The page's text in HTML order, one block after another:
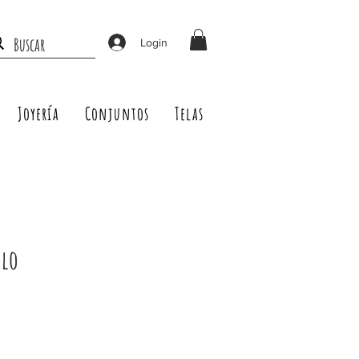
Login
Joyería Conjuntos Telas